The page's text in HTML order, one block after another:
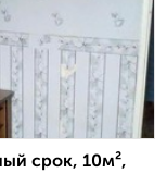
срок, 10м²,